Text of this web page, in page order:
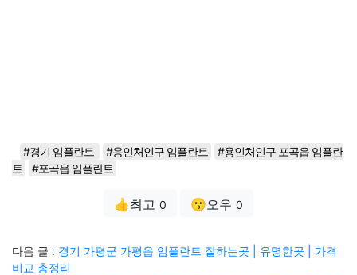
#경기 임플란트 #용인처인구 임플란트
#용인처인구 포곡읍 임플란
트
#포곡읍 임플란트
👍최고 0 😗오우 0
다음 글 : 경기 가평군 가평읍 임플란트 잘하는곳 | 유명한곳 | 가격
비교 총정리